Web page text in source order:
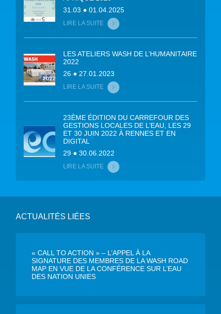
31.03 ● 01.04.2025
LIRE LA SUITE
LES ATELIERS WASH DE L’HUMANITAIRE
2022
26 ● 27.01.2023
LIRE LA SUITE
23ÈME ÉDITION DU CARREFOUR DES
GESTIONS LOCALES DE L’EAU, LES 29
ET 30 JUIN 2022 À RENNES ET EN
DIGITAL
29 ● 30.06.2022
LIRE LA SUITE
ACTUALITÉS LIÉES
« CALL TO ACTION » – L’APPEL À LA
SIGNATURE DES MEMBRES DE LA WASH ROAD
MAP EN VUE DE LA CONFÉRENCE SUR L’EAU
DES NATION UNIES